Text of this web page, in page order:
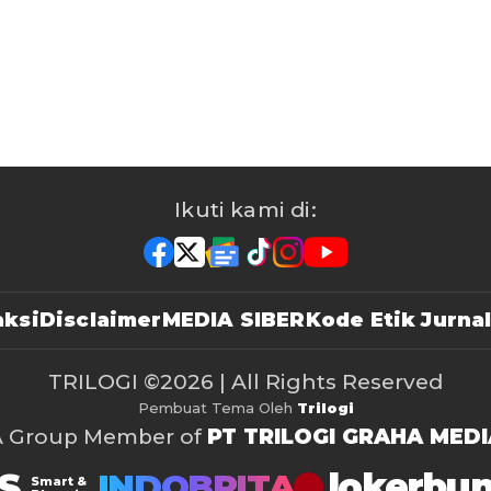
Ikuti kami di:
DisclaimerMEDIA SIBERKode Etik
TRILOGI ©2026 | All Rights Reserved
Pembuat Tema Oleh Trilogi
Group Member of PT TRILOGI GRAHA
Smart &